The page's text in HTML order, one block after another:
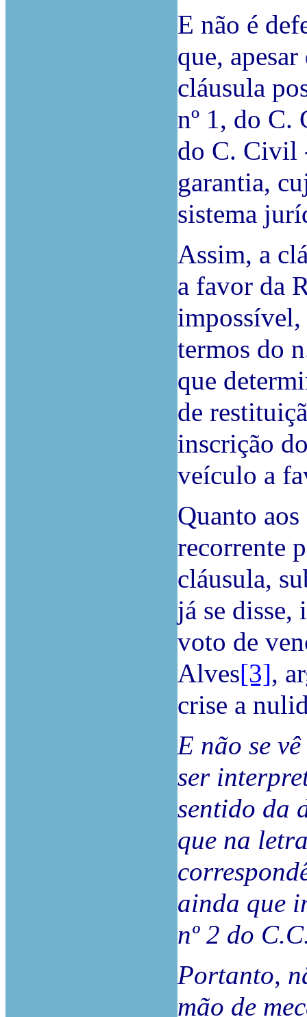
E não é
que,
cláusula
nº 1, do C.
do C. Civil
garantia,
sistema
Assim, a
a favor da
impossível,
termos do
que
de
inscrição
veículo a
Quanto
recorrente
cláusula,
já se disse,
voto de
Alves[3],
crise a
E não se
ser
sentido da
que na
ainda que
nº 2 do
Portanto,
mão de